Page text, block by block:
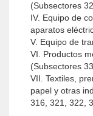
(Subsectores
IV. Equipo de
aparatos
V. Equipo de
VI. Productos
(Subsectores
VII. Textiles,
papel y otras
316, 321, 322,